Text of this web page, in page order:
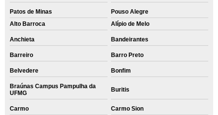
Patos de Minas
Pouso Alegre
Alto Barroca
Alípio de Melo
Anchieta Bandeirantes
Barreiro Barro Preto
Belvedere Bonfim
Braúnas Campus Pampulha da
UFMG
Buritis
Carmo Carmo Sion